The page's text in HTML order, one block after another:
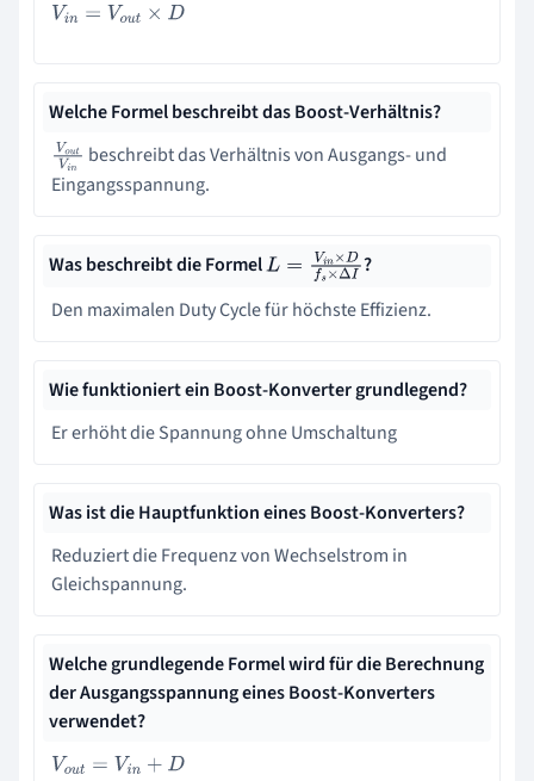
V in= Vout ×D
Welche Formel beschreibt das Boost-Verhältnis?
Vou Vin
beschreibt das Verhältnis von Ausgangs- und
Eingangsspannung.
Was beschreibt die FormelL= Vin ×Dfs×ΔI
?
Den maximalen Duty Cycle für höchste Effizienz.
Wie funktioniert ein Boost-Konverter grundlegend?
Er erhöht die Spannung ohne Umschaltung
Was ist die Hauptfunktion eines Boost-Konverters?
Reduziert die Frequenz von Wechselstrom in
Gleichspannung.
Welche grundlegende Formel wird für die Berechnung
der Ausgangsspannung eines Boost-Konverters
verwendet?
Vout =V n+D